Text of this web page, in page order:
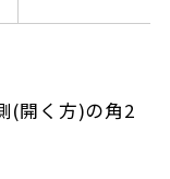
(開く方)の角2